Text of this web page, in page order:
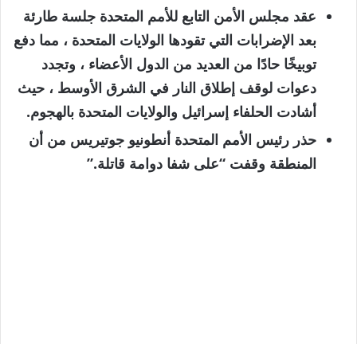
عقد مجلس الأمن التابع للأمم المتحدة جلسة طارئة
بعد الإضرابات التي تقودها الولايات المتحدة ، مما دفع
توبيخًا حادًا من العديد من الدول الأعضاء ، وتجدد
دعوات لوقف إطلاق النار في الشرق الأوسط ، حيث
أشادت الحلفاء إسرائيل والولايات المتحدة بالهجوم.
حذر رئيس الأمم المتحدة أنطونيو جوتيريس من أن
المنطقة وقفت “على شفا دوامة قاتلة.”